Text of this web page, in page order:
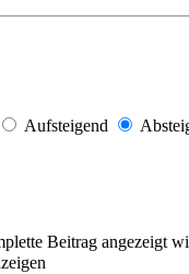
Aufsteigend
Beitrag angezeigt